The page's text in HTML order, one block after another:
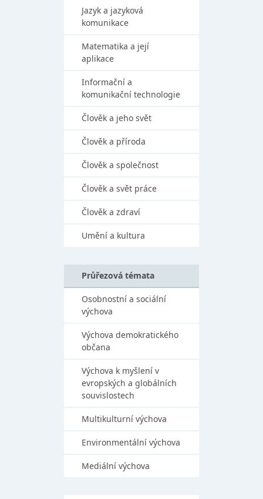
Jazyk a jazyková
komunikace
Matematika a její
aplikace
Informační a
komunikační technologie
Člověk a jeho svět
Člověk a příroda
Člověk a společnost
Člověk a svět práce
Člověk a zdraví
Umění a kultura
Průřezová témata
Osobnostní a sociální
výchova
Výchova demokratického
občana
Výchova k myšlení v
evropských a globálních
souvislostech
Multikulturní výchova
Environmentální výchova
Mediální výchova